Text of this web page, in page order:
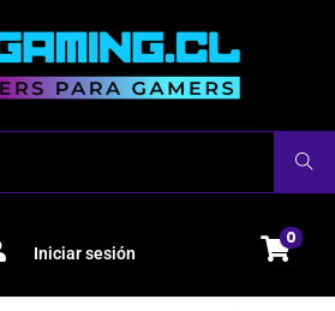
Buscar
Iniciar sesión
0